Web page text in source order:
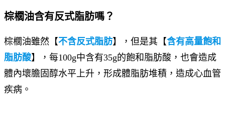
棕櫚油含有反式脂肪嗎？
棕櫚油雖然【不含反式脂肪】，但是其【含有高量飽和
脂肪酸】，每100g中含有35g的飽和脂肪酸，也會造成
體內壞膽固醇水平上升，形成體脂肪堆積，造成心血管
疾病。